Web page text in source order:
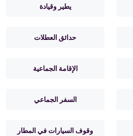
يطير وقيادة
حدائق العطلات
الإقامة الجماعية
السفر الجماعي
وقوف السيارات في المطار